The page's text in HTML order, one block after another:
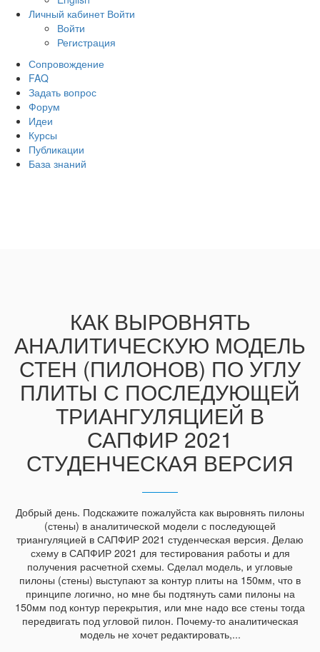
Личный кабинет Войти
Войти
Регистрация
Сопровождение
FAQ
Задать вопрос
Форум
Идеи
Курсы
Публикации
База знаний
КАК ВЫРОВНЯТЬ
АНАЛИТИЧЕСКУЮ МОДЕЛЬ
СТЕН (ПИЛОНОВ) ПО УГЛУ
ПЛИТЫ С ПОСЛЕДУЮЩЕЙ
ТРИАНГУЛЯЦИЕЙ В
САПФИР 2021
СТУДЕНЧЕСКАЯ ВЕРСИЯ
Добрый день. Подскажите пожалуйста как выровнять пилоны
(стены) в аналитической модели с последующей
триангуляцией в САПФИР 2021 студенческая версия. Делаю
схему в САПФИР 2021 для тестирования работы и для
получения расчетной схемы. Сделал модель, и угловые
пилоны (стены) выступают за контур плиты на 150мм, что в
принципе логично, но мне бы подтянуть сами пилоны на
150мм под контур перекрытия, или мне надо все стены тогда
передвигать под угловой пилон. Почему-то аналитическая
модель не хочет редактировать,...